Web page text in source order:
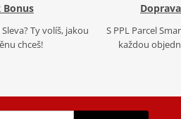
Bonus
Ty volíš, jakou
chceš!
S PPL Parcel
každou